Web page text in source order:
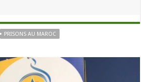
PRISONS AU MAROC